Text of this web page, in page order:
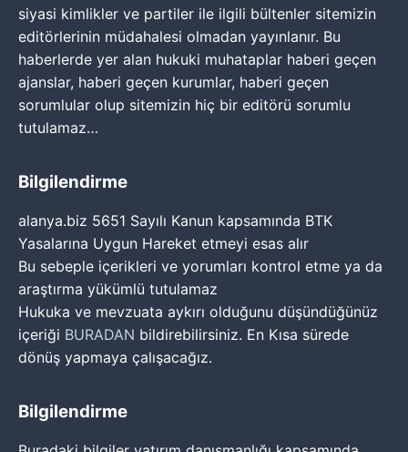
siyasi kimlikler ve partiler ile ilgili bültenler sitemizin
editörlerinin müdahalesi olmadan yayınlanır. Bu
haberlerde yer alan hukuki muhataplar haberi geçen
ajanslar, haberi geçen kurumlar, haberi geçen
sorumlular olup sitemizin hiç bir editörü sorumlu
tutulamaz…
Bilgilendirme
alanya.biz 5651 Sayılı Kanun kapsamında BTK
Yasalarına Uygun Hareket etmeyi esas alır
Bu sebeple içerikleri ve yorumları kontrol etme ya da
araştırma yükümlü tutulamaz
Hukuka ve mevzuata aykırı olduğunu düşündüğünüz
içeriği BURADAN bildirebilirsiniz. En Kısa sürede
dönüş yapmaya çalışacağız.
Bilgilendirme